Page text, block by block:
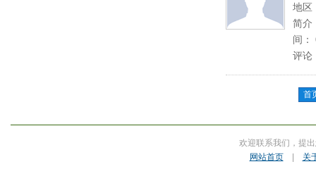
地区
简介
间：
评论
首
欢迎联系我们，提
网站首页| 关